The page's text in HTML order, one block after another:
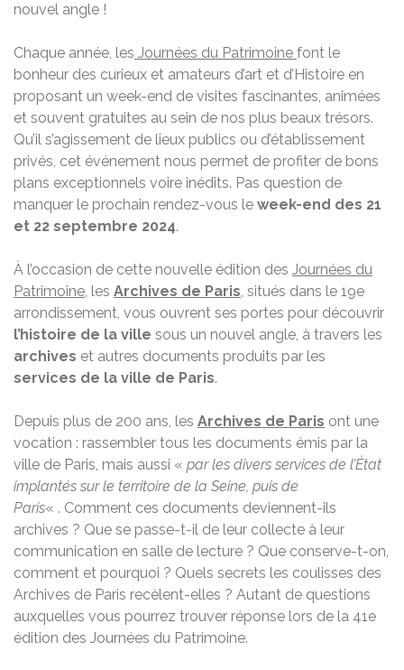
nouvel angle !
Chaque année, les Journées du Patrimoine font le
bonheur des curieux et amateurs d’art et d’Histoire en
proposant un week-end de visites fascinantes, animées
et souvent gratuites au sein de nos plus beaux trésors.
Qu’il s’agissement de lieux publics ou d’établissement
privés, cet événement nous permet de profiter de bons
plans exceptionnels voire inédits. Pas question de
manquer le prochain rendez-vous le week-end des 21
et 22 septembre 2024.
À l’occasion de cette nouvelle édition des Journées du
Patrimoine, les Archives de Paris, situés dans le 19e
arrondissement, vous ouvrent ses portes pour découvrir
l’histoire de la ville sous un nouvel angle, à travers les
archives et autres documents produits par les
services de la ville de Paris.
Depuis plus de 200 ans, les Archives de Paris ont une
vocation : rassembler tous les documents émis par la
ville de Paris, mais aussi « par les divers services de l’État
implantés sur le territoire de la Seine, puis de
Paris« . Comment ces documents deviennent-ils
archives ? Que se passe-t-il de leur collecte à leur
communication en salle de lecture ? Que conserve-t-on,
comment et pourquoi ? Quels secrets les coulisses des
Archives de Paris recèlent-elles ? Autant de questions
auxquelles vous pourrez trouver réponse lors de la 41e
édition des Journées du Patrimoine.